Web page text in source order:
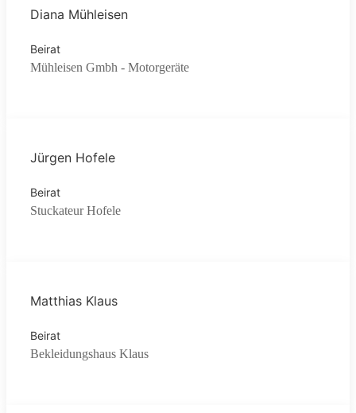
Diana Mühleisen
Beirat
Mühleisen Gmbh - Motorgeräte
Jürgen Hofele
Beirat
Stuckateur Hofele
Matthias Klaus
Beirat
Bekleidungshaus Klaus